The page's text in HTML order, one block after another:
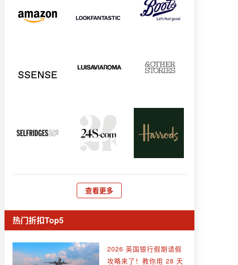
查看更多
热门折扣Top5
2026 英国银行假期请假
攻略来了！教你用 28 天